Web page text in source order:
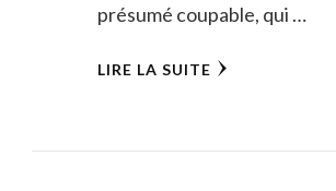
présumé coupable, qui …
LIRE LA SUITE